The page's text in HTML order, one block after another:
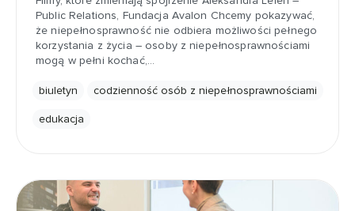
Public Relations, Fundacja Avalon Chcemy pokazywać,
że niepełnosprawność nie odbiera możliwości pełnego
korzystania z życia – osoby z niepełnosprawnościami
mogą w pełni kochać,…
biuletyn codzienność osób z niepełnosprawnościami
edukacja